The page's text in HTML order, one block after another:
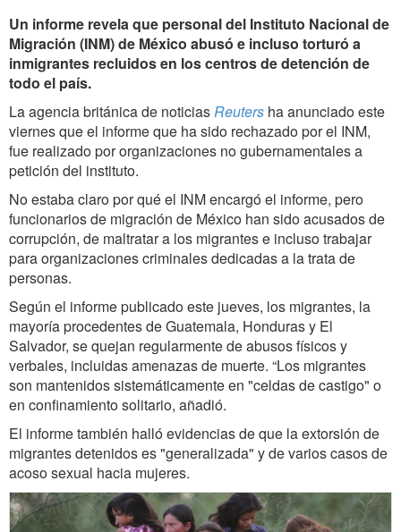
Un informe revela que personal del Instituto Nacional de
Migración (INM) de México abusó e incluso torturó a
inmigrantes recluidos en los centros de detención de
todo el país.
La agencia británica de noticiasReuters ha anunciado este
viernes que el informe que ha sido rechazado por el INM,
fue realizado por organizaciones no gubernamentales a
petición del instituto.
No estaba claro por qué el INM encargó el informe, pero
funcionarios de migración de México han sido acusados ​​de
corrupción, de maltratar a los migrantes e incluso trabajar
para organizaciones criminales dedicadas a la trata de
personas.
Según el informe publicado este jueves, los migrantes, la
mayoría procedentes de Guatemala, Honduras y El
Salvador, se quejan regularmente de abusos físicos y
verbales, incluidas amenazas de muerte. “Los migrantes
son mantenidos sistemáticamente en "celdas de castigo" o
en confinamiento solitario, añadió.
El informe también halló evidencias de que la extorsión de
migrantes detenidos es "generalizada" y de varios casos de
acoso sexual hacia mujeres.